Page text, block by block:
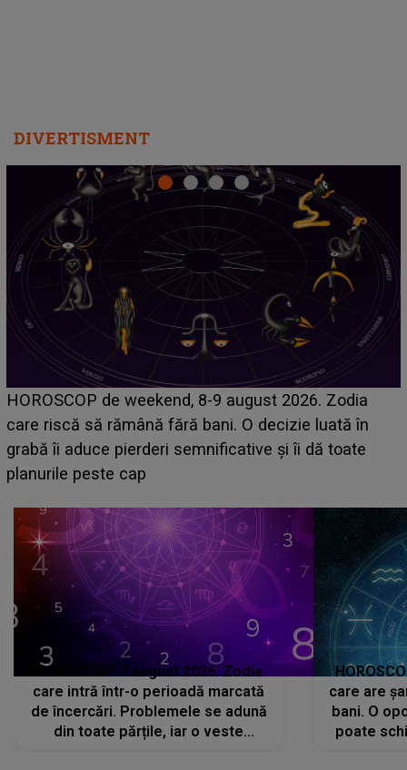
DIVERTISMENT
8-9 august 2026. Zodia
fără bani. O decizie luată în
semnificative și îi dă toate
Emanuel a ținut
acum! În fața
face o
HOROSCOP 7 august 2026. Zodia
care intră într-o perioadă marcată
de încercări. Problemele se adună
din toate părțile, iar o veste
care are
bani. O
poate